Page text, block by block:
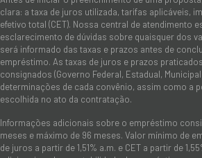
clara: a taxa de juros utilizada, tarifas aplicáveis,
efetivo total (CET). Nossa central de atendimento
esclarecimento de dúvidas sobre quaisquer dos
será informado das taxas e prazos antes de
empréstimo. As taxas de juros e prazos
consignados (Governo Federal, Estadual,
determinações de cada convênio, assim como a
escolhida no ato da contratação.
Informações adicionais sobre o empréstimo
meses e máximo de 96 meses. Valor mínimo de
de juros a partir de 1,51% a.m. e CET a partir de